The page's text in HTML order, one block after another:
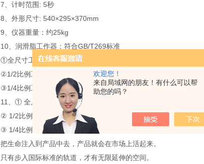
欢迎您！
来自局域网的朋友！有什么可以帮
助您的吗？
7、计时范围: 5秒
8、外形尺寸: 540×295×370mm
9、仪器重量：约25kg
10、润滑脂工作器：符合GB/T269标准
①全尺寸工作器 行程71mm
②1/2比例工作器 行程35 mm
③1/4比例工作器 行程14 mm
11、① 全尺寸锥体质量102.5±0.05g 锥杆质量47.5±0.05g (选配)
② 1/2比例锥体和锥杆的总质量为：37.5±0.05g，锥体的质量为
③ 1/4比例椎体和锥杆总质量9.38±0.025g(选配)
把生命注入到产品中去，产品就会在市场上活起来。
只有步入国际标准的轨道，才有无限延伸的空间。